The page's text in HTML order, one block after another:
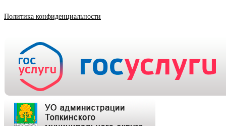
Политика конфиденциальности